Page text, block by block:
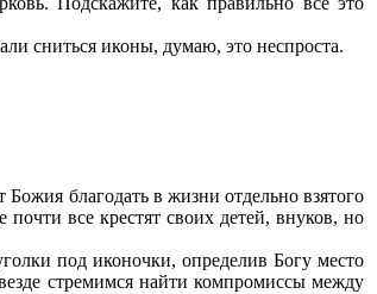
сниться иконы, думаю, это неспроста.
благодать в жизни отдельно взятого
все крестят своих детей, внуков, но
под иконочки, определив Богу место
стремимся найти компромиссы между